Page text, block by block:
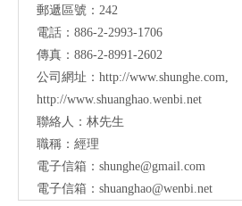
郵遞區號：242
電話：886-2-2993-1706
傳真：886-2-8991-2602
公司網址： http://www.shunghe.com,
http://www.shuanghao.wenbi.net
聯絡人：林先生
職稱：經理
電子信箱： shunghe@gmail.com
電子信箱： shuanghao@wenbi.net